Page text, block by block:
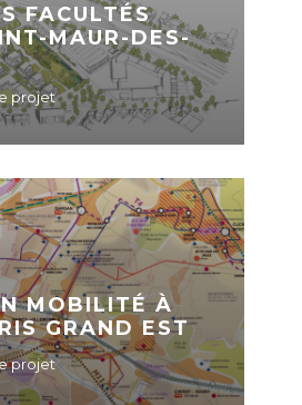
FACULTÉS
MAUR-DES-
projet
MOBILITÉ À
GRAND EST
projet